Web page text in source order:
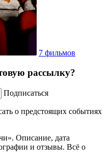
7 фильмов
рассылку?
Подписаться
о предстоящих событиях
Описание, дата
и отзывы. Всё о